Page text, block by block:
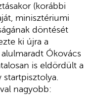
(korábbi
minisztériumi
döntését
ki újra a
Ókovács
is eldördült a
nagyobb: